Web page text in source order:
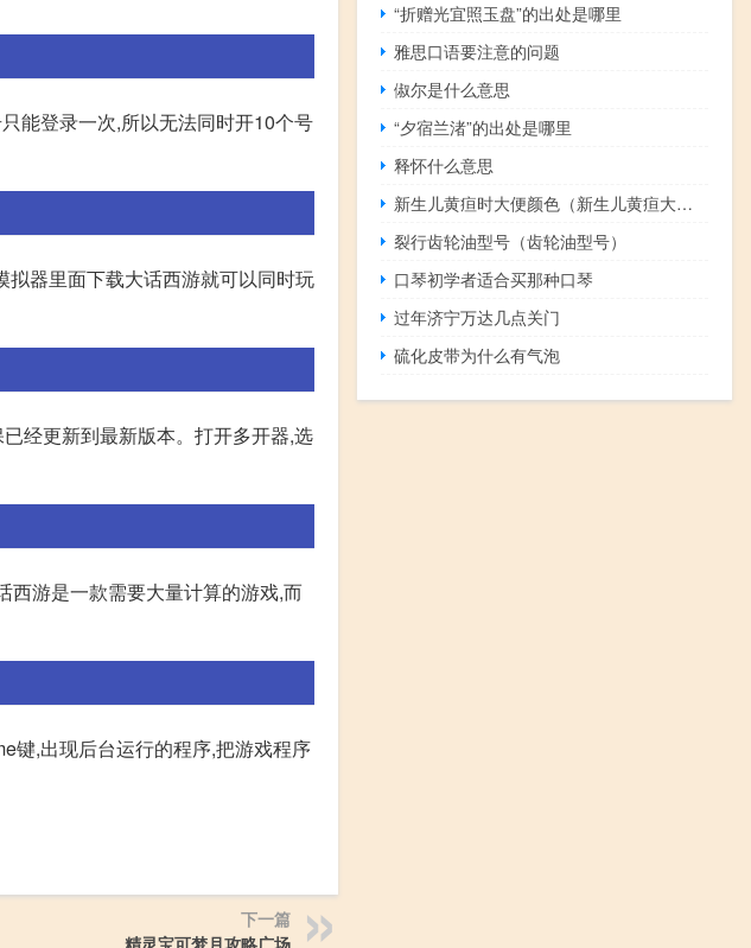
能登录一次,所以无法同时开10个号
器里面下载大话西游就可以同时玩
经更新到最新版本。打开多开器,选
西游是一款需要大量计算的游戏,而
键,出现后台运行的程序,把游戏程序
下一篇
精灵宝可梦月攻略广场
“折赠光宜照玉盘”的出处是哪里
雅思口语要注意的问题
俶尔是什么意思
“夕宿兰渚”的出处是哪里
释怀什么意思
新生儿黄疸时大便颜色（新生儿黄疸大便颜色 新生儿黄疸大便是什么颜色的）
裂行齿轮油型号（齿轮油型号）
口琴初学者适合买那种口琴
过年济宁万达几点关门
硫化皮带为什么有气泡